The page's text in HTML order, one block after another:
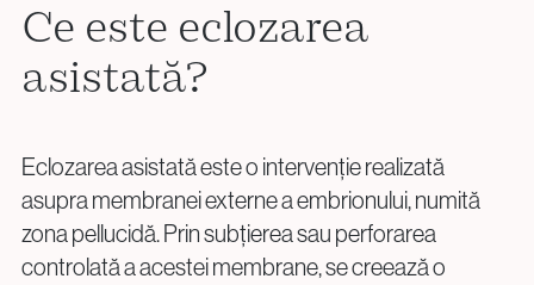
Proceduri Chirurgicale de Fertilitate
Îndepărtarea Fibromului Uterin
Îndepărtarea Chisturilor Ovariene
Repermeabilizarea Trompelor Uterine
Tratamentul Endometriozei
Ce este eclozarea
asistată?
Eclozarea asistată este o intervenție realizată
asupra membranei externe a embrionului, numită
zona pellucidă. Prin subțierea sau perforarea
controlată a acestei membrane, se creează o